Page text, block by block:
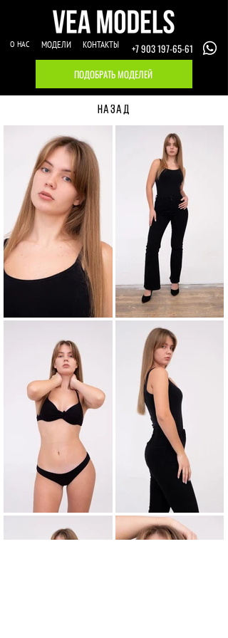
О НАС МОДЕЛИ КОНТАКТЫ
+7 903 197-65-61
ПОДОБРАТЬ МОДЕЛЕЙ
НАЗАД